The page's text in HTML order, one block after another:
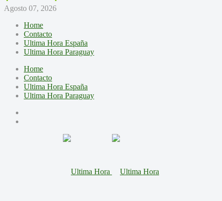
Agosto 07, 2026
Home
Contacto
Ultima Hora España
Ultima Hora Paraguay
Home
Contacto
Ultima Hora España
Ultima Hora Paraguay